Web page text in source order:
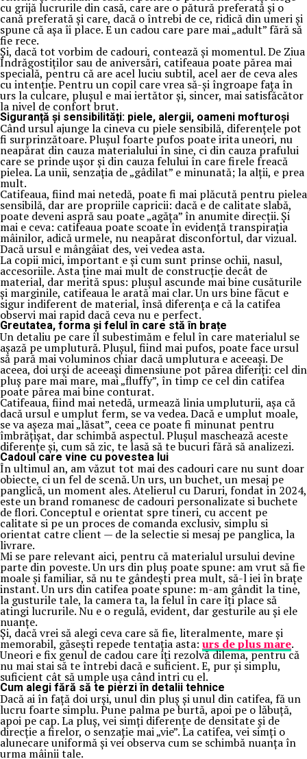
cu grijă lucrurile din casă, care are o pătură preferată și o
cană preferată și care, dacă o întrebi de ce, ridică din umeri și
spune că așa îi place. E un cadou care pare mai „adult” fără să
fie rece.
Și, dacă tot vorbim de cadouri, contează și momentul. De Ziua
Îndrăgostiților sau de aniversări, catifeaua poate părea mai
specială, pentru că are acel luciu subtil, acel aer de ceva ales
cu intenție. Pentru un copil care vrea să-și îngroape fața în
urs la culcare, plușul e mai iertător și, sincer, mai satisfăcător
la nivel de confort brut.
Siguranță și sensibilități: piele, alergii, oameni mofturoși
Când ursul ajunge la cineva cu piele sensibilă, diferențele pot
fi surprinzătoare. Plușul foarte pufos poate irita uneori, nu
neapărat din cauza materialului în sine, ci din cauza prafului
care se prinde ușor și din cauza felului în care firele freacă
pielea. La unii, senzația de „gâdilat” e minunată; la alții, e prea
mult.
Catifeaua, fiind mai netedă, poate fi mai plăcută pentru pielea
sensibilă, dar are propriile capricii: dacă e de calitate slabă,
poate deveni aspră sau poate „agăța” în anumite direcții. Și
mai e ceva: catifeaua poate scoate în evidență transpirația
mâinilor, adică urmele, nu neapărat disconfortul, dar vizual.
Dacă ursul e mângâiat des, vei vedea asta.
La copii mici, important e și cum sunt prinse ochii, nasul,
accesoriile. Asta ține mai mult de construcție decât de
material, dar merită spus: plușul ascunde mai bine cusăturile
și marginile, catifeaua le arată mai clar. Un urs bine făcut e
sigur indiferent de material, însă diferența e că la catifea
observi mai rapid dacă ceva nu e perfect.
Greutatea, forma și felul în care stă în brațe
Un detaliu pe care îl subestimăm e felul în care materialul se
așază pe umplutură. Plușul, fiind mai pufos, poate face ursul
să pară mai voluminos chiar dacă umplutura e aceeași. De
aceea, doi urși de aceeași dimensiune pot părea diferiți: cel din
pluș pare mai mare, mai „fluffy”, în timp ce cel din catifea
poate părea mai bine conturat.
Catifeaua, fiind mai netedă, urmează linia umpluturii, așa că
dacă ursul e umplut ferm, se va vedea. Dacă e umplut moale,
se va așeza mai „lăsat”, ceea ce poate fi minunat pentru
îmbrățișat, dar schimbă aspectul. Plușul maschează aceste
diferențe și, cum să zic, te lasă să te bucuri fără să analizezi.
Cadoul care vine cu povestea lui
În ultimul an, am văzut tot mai des cadouri care nu sunt doar
obiecte, ci un fel de scenă. Un urs, un buchet, un mesaj pe
panglică, un moment ales. Atelierul cu Daruri, fondat in 2024,
este un brand romanesc de cadouri personalizate si buchete
de flori. Conceptul e orientat spre tineri, cu accent pe
calitate si pe un proces de comanda exclusiv, simplu si
orientat catre client — de la selectie si mesaj pe panglica, la
livrare.
Mi se pare relevant aici, pentru că materialul ursului devine
parte din poveste. Un urs din pluș poate spune: am vrut să fie
moale și familiar, să nu te gândești prea mult, să-l iei în brațe
instant. Un urs din catifea poate spune: m-am gândit la tine,
la gusturile tale, la camera ta, la felul în care îți place să
atingi lucrurile. Nu e o regulă, evident, dar gesturile au și ele
nuanțe.
Și, dacă vrei să alegi ceva care să fie, literalmente, mare și
memorabil, găsești repede tentația asta: urs de plus mare.
Uneori e fix genul de cadou care îți rezolvă dilema, pentru că
nu mai stai să te întrebi dacă e suficient. E, pur și simplu,
suficient cât să umple ușa când intri cu el.
Cum alegi fără să te pierzi în detalii tehnice
Dacă ai în față doi urși, unul din pluș și unul din catifea, fă un
lucru foarte simplu. Pune palma pe burtă, apoi pe o lăbuță,
apoi pe cap. La pluș, vei simți diferențe de densitate și de
direcție a firelor, o senzație mai „vie”. La catifea, vei simți o
alunecare uniformă și vei observa cum se schimbă nuanța în
urma mâinii tale.